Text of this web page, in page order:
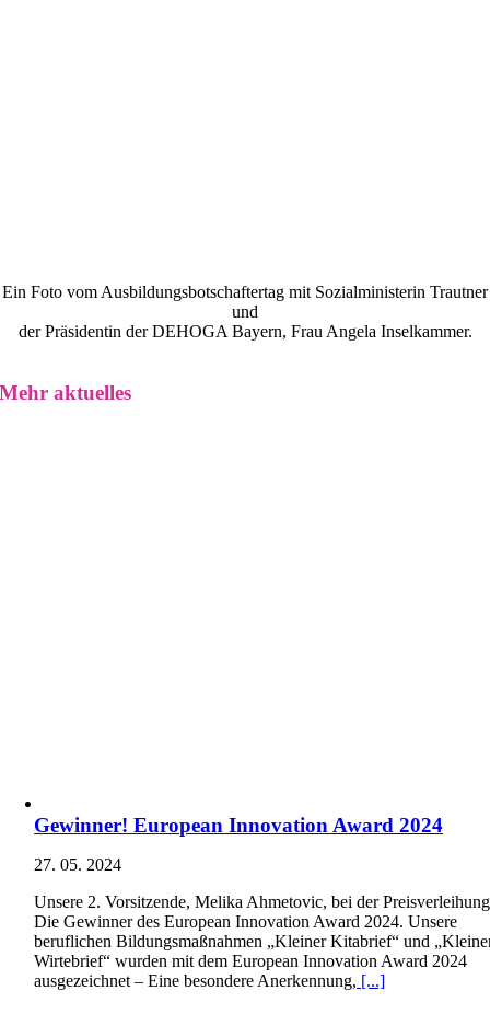
Ein Foto vom Ausbildungsbotschaftertag mit Sozialministerin Trautner
und
der Präsidentin der DEHOGA Bayern, Frau Angela Inselkammer.
Mehr aktuelles
Gewinner! European Innovation Award 2024
27. 05. 2024
Unsere 2. Vorsitzende, Melika Ahmetovic, bei der
Die Gewinner des European Innovation Award 2024. Unsere
beruflichen Bildungsmaßnahmen „Kleiner Kitabrief“ und
Wirtebrief“ wurden mit dem European Innovation Award 2024
ausgezeichnet – Eine besondere Anerkennung, [...]